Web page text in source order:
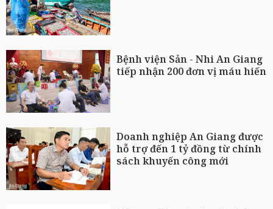
Bệnh viện Sản - Nhi An Giang
tiếp nhận 200 đơn vị máu hiến
Doanh nghiệp An Giang được
hỗ trợ đến 1 tỷ đồng từ chính
sách khuyến công mới